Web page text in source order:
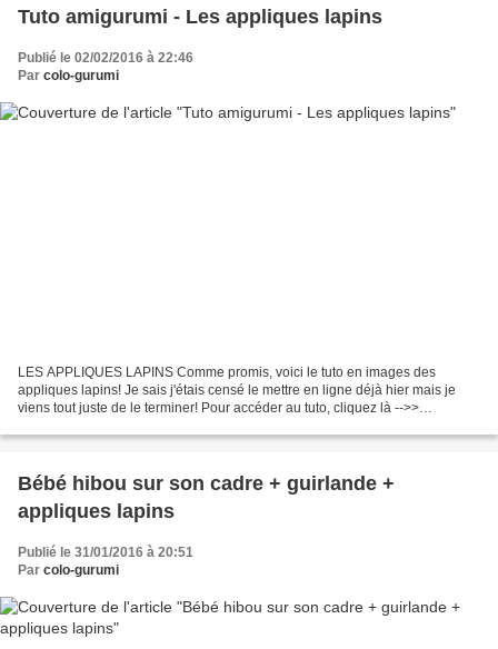
Tuto amigurumi - Les appliques lapins
Publié le 02/02/2016 à 22:46
Par colo-gurumi
LES APPLIQUES LAPINS Comme promis, voici le tuto en images des
appliques lapins! Je sais j'étais censé le mettre en ligne déjà hier mais je
viens tout juste de le terminer! Pour accéder au tuto, cliquez là -->>
Bébé hibou sur son cadre + guirlande +
appliques lapins
Publié le 31/01/2016 à 20:51
Par colo-gurumi